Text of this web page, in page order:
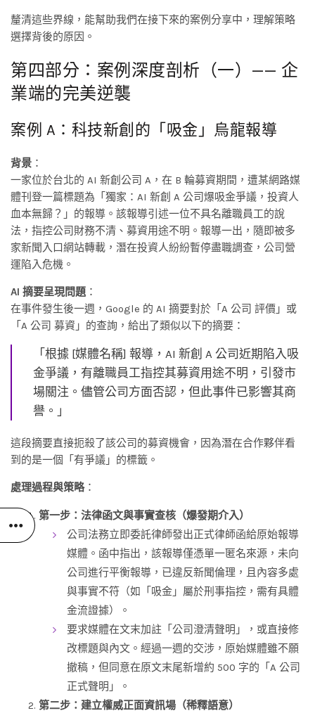
釐清這些界線，能幫助我們在接下來的案例分享中，理解策略
選擇背後的原因。
第四部分：案例深度剖析（一）—— 企
業端的完美逆襲
案例 A：科技新創的「吸金」烏龍報導
背景 ：
一家位於台北的 AI 新創公司 A，在 B 輪募資期間，遭某網路媒
體刊登一篇標題為「獨家：AI 新創 A 公司爆吸金爭議，投資人
血本無歸？」的報導。該報導引述一位不具名離職員工的說
法，指控公司財務不清、募資用途不明。報導一出，隨即被多
家新聞入口網站轉載，潛在投資人紛紛暫停盡職調查，公司營
運陷入危機。
AI 摘要呈現問題 ：
在事件發生後一週，Google 的 AI 摘要對於「A 公司 評價」或
「A 公司 募資」的查詢，給出了類似以下的摘要：
「根據 [媒體名稱] 報導，AI 新創 A 公司近期陷入吸
金爭議，有離職員工指控其募資用途不明，引發市
場關注。儘管公司方面否認，但此事件已影響其商
譽。」
這段摘要直接扼殺了該公司的募資機會，因為潛在合作夥伴看
到的是一個「有爭議」的標籤。
處理過程與策略：
第一步：法律函文與事實查核（爆發期介入）
公司法務立即委託律師發出正式律師函給原始報導
媒體。函中指出，該報導僅憑單一匿名來源，未向
公司進行平衡報導，已違反新聞倫理，且內容多處
與事實不符（如「吸金」屬於刑事指控，需有具體
金流證據）。
要求媒體在文末加註「公司澄清聲明」，或直接修
改標題與內文。經過一週的交涉，原始媒體雖不願
撤稿，但同意在原文末尾新增約 500 字的「A 公司
正式聲明」。
第二步：建立權威正面資訊場（稀釋語意）